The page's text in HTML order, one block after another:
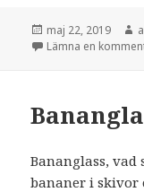
Postat
maj 22, 2019
Lämna en
Bananglass, vad
bananer i skivor